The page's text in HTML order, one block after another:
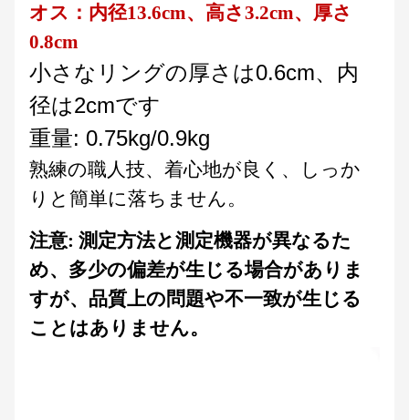
オス：内径13.6cm、高さ3.2cm、厚さ
0.8cm
小さなリングの厚さは0.6cm、内
径は2cmです
重量: 0.75kg/0.9kg
熟練の職人技、着心地が良く、しっか
りと簡単に落ちません。
注意: 測定方法と測定機器が異なるた
め、多少の偏差が生じる場合がありま
すが、品質上の問題や不一致が生じる
ことはありません。